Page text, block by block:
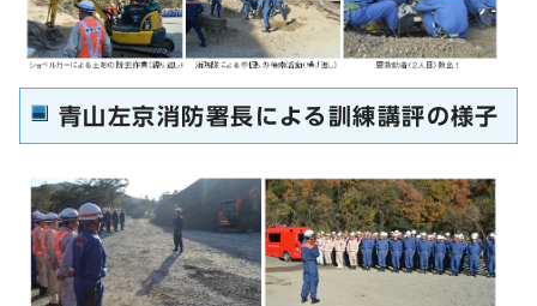
青山左京消防署長による訓練講評の様子